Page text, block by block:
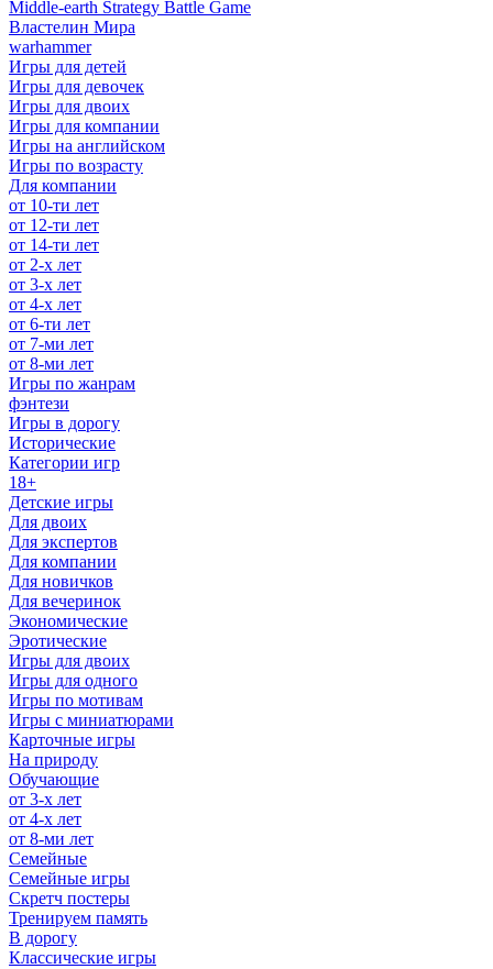
Middle-earth Strategy Battle Game
Властелин Мира
warhammer
Игры для детей
Игры для девочек
Игры для двоих
Игры для компании
Игры на английском
Игры по возрасту
Для компании
от 10-ти лет
от 12-ти лет
от 14-ти лет
от 2-х лет
от 3-х лет
от 4-х лет
от 6-ти лет
от 7-ми лет
от 8-ми лет
Игры по жанрам
фэнтези
Игры в дорогу
Исторические
Категории игр
18+
Детские игры
Для двоих
Для экспертов
Для компании
Для новичков
Для вечеринок
Экономические
Эротические
Игры для двоих
Игры для одного
Игры по мотивам
Игры с миниатюрами
Карточные игры
На природу
Обучающие
от 3-х лет
от 4-х лет
от 8-ми лет
Семейные
Семейные игры
Скретч постеры
Тренируем память
В дорогу
Классические игры